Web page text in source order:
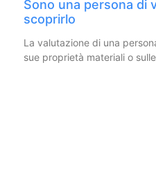
Sono una persona di
scoprirlo
La valutazione di una
sue proprietà materiali o